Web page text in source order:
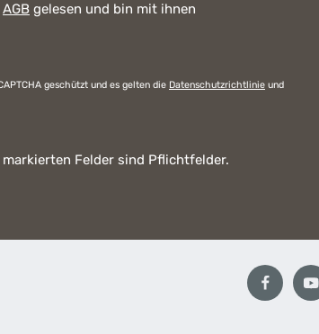
AGB gelesen und bin mit ihnen
geschützt und es gelten die Datenschutzrichtlinie und
Felder sind Pflichtfelder.